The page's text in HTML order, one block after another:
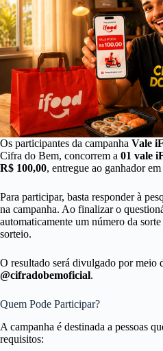
Os participantes da campanha Vale
Cifra do Bem, concorrem a 01 vale
R$ 100,00, entregue ao ganhador
Para participar, basta responder à
na campanha. Ao finalizar o
automaticamente um número da
sorteio.
O resultado será divulgado por meio
@cifradobemoficial.
Quem Pode Participar?
A campanha é destinada a pessoas
requisitos: